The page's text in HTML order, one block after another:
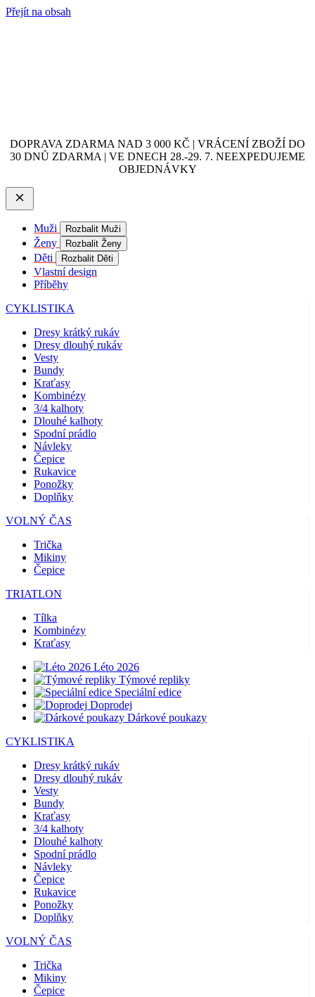
Přejít na obsah
DOPRAVA ZDARMA NAD 3 000 KČ | VRÁCENÍ ZBOŽÍ DO
30 DNŮ ZDARMA | VE DNECH 28.-29. 7. NEEXPEDUJEME
OBJEDNÁVKY
Muži Rozbalit Muži
Ženy Rozbalit Ženy
Děti Rozbalit Děti
Vlastní design
Příběhy
CYKLISTIKA
Dresy krátký rukáv
Dresy dlouhý rukáv
Vesty
Bundy
Kraťasy
Kombinézy
3/4 kalhoty
Dlouhé kalhoty
Spodní prádlo
Návleky
Čepice
Rukavice
Ponožky
Doplňky
VOLNÝ ČAS
Trička
Mikiny
Čepice
TRIATLON
Tílka
Kombinézy
Kraťasy
Léto 2026
Týmové repliky
Speciální edice
Doprodej
Dárkové poukazy
CYKLISTIKA
Dresy krátký rukáv
Dresy dlouhý rukáv
Vesty
Bundy
Kraťasy
3/4 kalhoty
Dlouhé kalhoty
Spodní prádlo
Návleky
Čepice
Rukavice
Ponožky
Doplňky
VOLNÝ ČAS
Trička
Mikiny
Čepice